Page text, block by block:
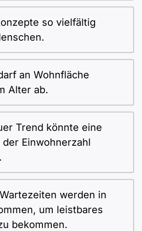
so vielfältig
an Wohnfläche
Alter ab.
Trend könnte eine
der Einwohnerzahl
werden in
um leistbares
bekommen.